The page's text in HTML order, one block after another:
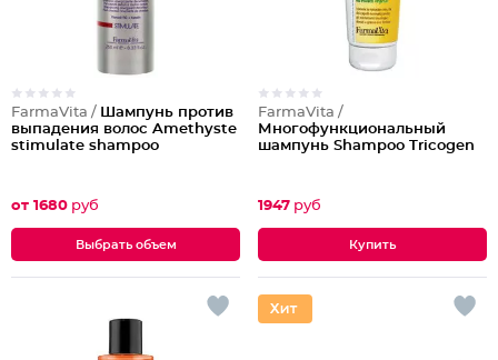
FarmaVita / Шампунь против
выпадения волос Amethyste
stimulate shampoo
от 1680 руб
Выбрать объем
FarmaVita /
Многофункциональный
шампунь Shampoo Tricogen
1947 руб